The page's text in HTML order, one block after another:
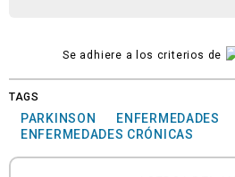
Se adhiere a los criterios de
TAGS
PARKINSON
ENFERMEDADES
ENFERMEDADES CRÓNICAS